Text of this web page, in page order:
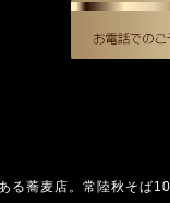
蕎麦店。常陸秋そば